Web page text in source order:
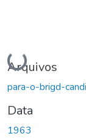
Carregando...
Arquivos
para-o-brigd-
Data
1963